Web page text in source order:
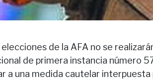
elecciones de la AFA no se
de primera instancia número
a una medida cautelar